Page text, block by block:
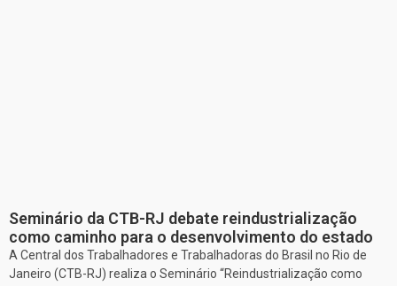
Seminário da CTB-RJ debate reindustrialização
como caminho para o desenvolvimento do estado
A Central dos Trabalhadores e Trabalhadoras do Brasil no Rio de
Janeiro (CTB-RJ) realiza o Seminário “Reindustrialização como